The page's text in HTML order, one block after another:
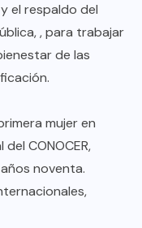
el respaldo del
, para trabajar
de las
mujer en
CONOCER,
noventa.